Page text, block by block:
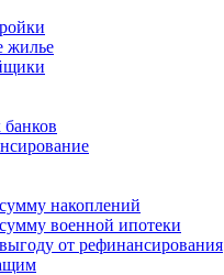
жилье
накоплений
военной ипотеки
от рефинансирования